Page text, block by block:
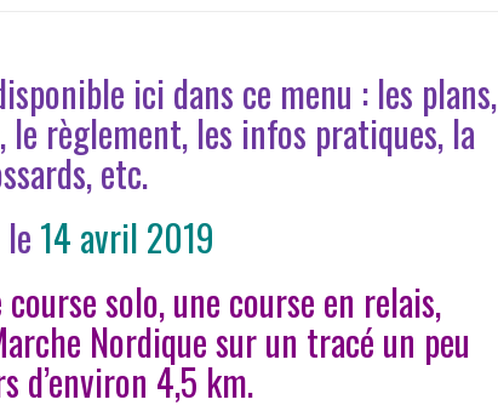
ici dans ce menu : les plans,
le règlement, les infos pratiques, la
etc.
14 avril 2019
solo, une course en relais,
Nordique sur un tracé un peu
d’environ 4,5 km.